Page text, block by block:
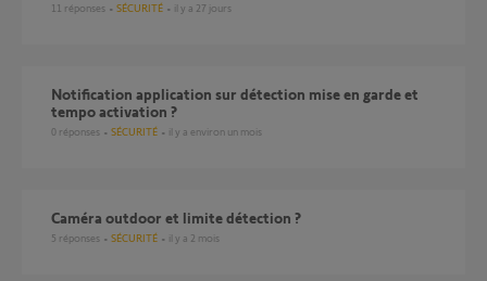
11 réponses SÉCURITÉ il y a 27 jours
Notification application sur détection mise en garde et
tempo activation ?
0 réponses SÉCURITÉ il y a environ un mois
Caméra outdoor et limite détection ?
5 réponses SÉCURITÉ il y a 2 mois